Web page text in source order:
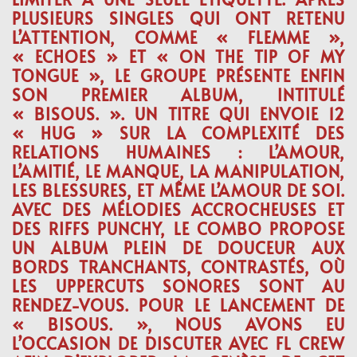
PLUSIEURS SINGLES QUI ONT RETENU
L’ATTENTION, COMME « FLEMME »,
« ECHOES » ET « ON THE TIP OF MY
TONGUE », LE GROUPE PRÉSENTE ENFIN
SON PREMIER ALBUM, INTITULÉ
« BISOUS. ». UN TITRE QUI ENVOIE 12
« HUG » SUR LA COMPLEXITÉ DES
RELATIONS HUMAINES : L’AMOUR,
L’AMITIÉ, LE MANQUE, LA MANIPULATION,
LES BLESSURES, ET MÊME L’AMOUR DE SOI.
AVEC DES MÉLODIES ACCROCHEUSES ET
DES RIFFS PUNCHY, LE COMBO PROPOSE
UN ALBUM PLEIN DE DOUCEUR AUX
BORDS TRANCHANTS, CONTRASTÉS, OÙ
LES UPPERCUTS SONORES SONT AU
RENDEZ-VOUS. POUR LE LANCEMENT DE
« BISOUS. », NOUS AVONS EU
L’OCCASION DE DISCUTER AVEC FL CREW